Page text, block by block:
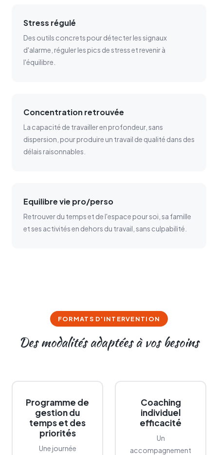
Stress régulé
Des outils concrets pour détecter les signaux
d'alarme, réguler les pics de stress et revenir à
l'équilibre.
Concentration retrouvée
La capacité de travailler en profondeur, sans
dispersion, pour produire un travail de qualité dans des
délais raisonnables.
Equilibre vie pro/perso
Retrouver du temps et de l'espace pour soi, sa famille
et ses activités en dehors du travail, sans culpabilité.
FORMATS D'INTERVENTION
Des modalités adaptées à vos besoins
Programme de
gestion du
temps et des
priorités
Une journée
Coaching
individuel
efficacité
Un
accompagnement